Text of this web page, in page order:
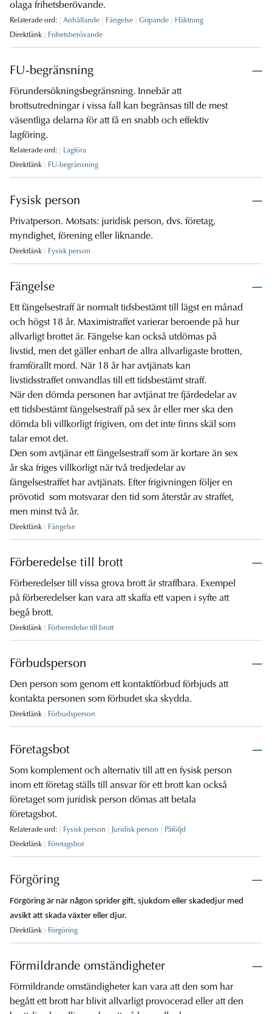
olaga frihetsberövande.
Relaterade ord: Anhållande Fängelse Gripande
Häktning
Direktlänk
Frihetsberövande
FU-begränsning
Förundersökningsbegränsning. Innebär att
brottsutredningar i vissa fall kan begränsas till de mest
väsentliga delarna för att få en snabb och effektiv
lagföring.
Relaterade ord:
Lagföra
Direktlänk
FU-begränsning
Fysisk person
Privatperson. Motsats: juridisk person, dvs. företag,
myndighet, förening eller liknande.
Direktlänk Fysisk person
Fängelse
Ett fängelsestraff är normalt tidsbestämt till lägst en månad
och högst 18 år. Maximistraffet varierar beroende på hur
allvarligt brottet är. Fängelse kan också utdömas på
livstid, men det gäller enbart de allra allvarligaste brotten,
framförallt mord. När 18 år har avtjänats kan
livstidsstraffet omvandlas till ett tidsbestämt straff.
När den dömda personen har avtjänat tre fjärdedelar av
ett tidsbestämt fängelsestraff på sex år eller mer ska den
dömda bli villkorligt frigiven, om det inte finns skäl som
talar emot det.
Den som avtjänar ett fängelsestraff som är kortare än sex
år ska friges villkorligt när två tredjedelar av
fängelsestraffet har avtjänats. Efter frigivningen följer en
prövotid som motsvarar den tid som återstår av straffet,
men minst två år.
Direktlänk Fängelse
Förberedelse till brott
Förberedelser till vissa grova brott är straffbara. Exempel
på förberedelser kan vara att skaffa ett vapen i syfte att
begå brott.
Direktlänk Förberedelse till brott
Förbudsperson
Den person som genom ett kontaktförbud förbjuds att
kontakta personen som förbudet ska skydda.
Direktlänk Förbudsperson
Företagsbot
Som komplement och alternativ till att en fysisk person
inom ett företag ställs till ansvar för ett brott kan också
företaget som juridisk person dömas att betala
företagsbot.
Relaterade ord: Fysisk person Juridisk person
Påföljd
Direktlänk
Företagsbot
Förgöring
Förgöring är när någon sprider gift, sjukdom eller skadedjur med
avsikt att skada växter eller djur.
Direktlänk Förgöring
Förmildrande omständigheter
Förmildrande omständigheter kan vara att den som har
begått ett brott har blivit allvarligt provocerad eller att den